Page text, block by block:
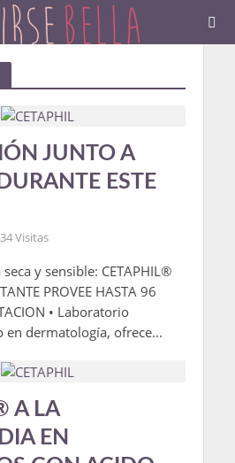
JUNTO A
ESTE
34 Visitas
y sensible: CETAPHIL®
PROVEE HASTA 96
• Laboratorio
en dermatología, ofrece...
A LA
EN